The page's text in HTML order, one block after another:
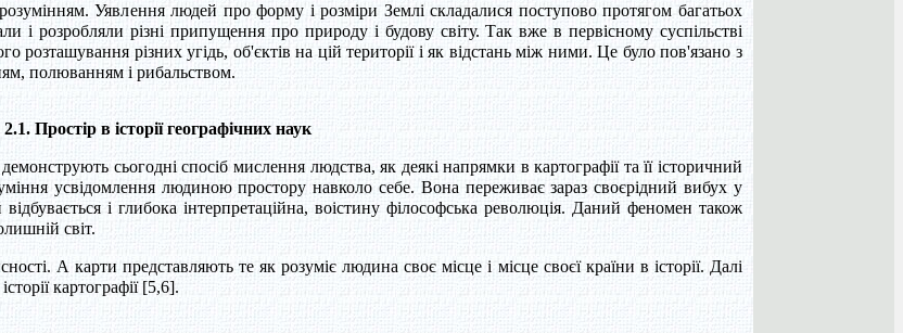
Уявлення людей про форму і розміри Землі складалися поступово протягом багатьох
і розробляли різні припущення про природу і будову світу. Так вже в первісному суспільстві
розташування різних угідь, об'єктів на цій території і як відстань між ними. Це було пов'язано з
полюванням і рибальством.
2.1. Простір в історії географічних наук
демонструють сьогодні спосіб мислення людства, як деякі напрямки в картографії та її історичний
усвідомлення людиною простору навколо себе. Вона переживає зараз своєрідний вибух у
і глибока інтерпретаційна, воістину філософська революція. Даний феномен також
світ.
А карти представляють те як розуміє людина своє місце і місце своєї країни в історії. Далі
картографії [5,6].